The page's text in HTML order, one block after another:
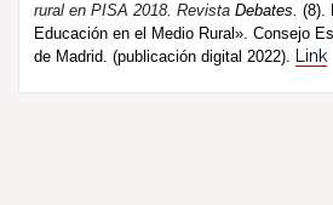
rural en PISA 2018. Revista Debates. (8).
Educación en el Medio Rural». Consejo
de Madrid. (publicación digital 2022).
Link